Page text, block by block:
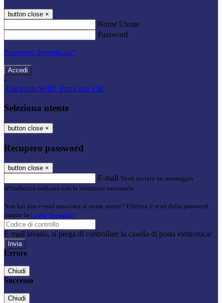
button close ×
Nome Utente
Password
Password dimenticata?
-
Entra con SPID Entra con CIE
Seleziona utente
button close ×
Recupero password
button close ×
E-mail Verrà inviato un messaggio
all'indirizzo indicato con le istruzioni necessarie.
Non hai una e-mail associata al nome utente? Effettua il reset della password
tramite la Login Spaggiari
E-mail inviata, si prega di controllare la casella di posta elettronica!
Errore
Chiudi
Successo
Chiudi